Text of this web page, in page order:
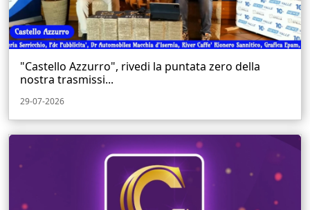
"Castello Azzurro", rivedi la puntata zero della
nostra trasmissi...
29-07-2026